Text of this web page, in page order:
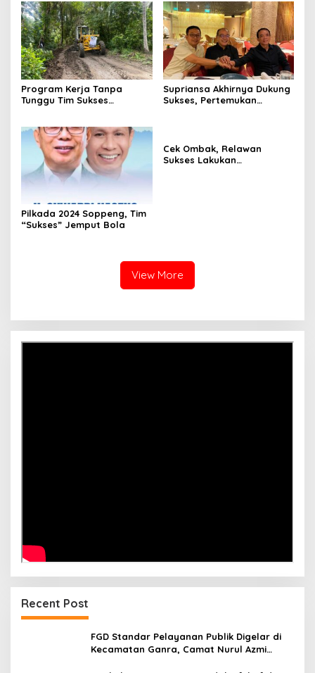
Program Kerja Tanpa
Tunggu Tim Sukses
Supriansa Akhirnya Dukung
Sukses, Pertemukan
Pilkada 2024 Soppeng, Tim
“Sukses” Jemput Bola
Cek Ombak, Relawan
Sukses Lakukan
View More
Recent Post
FGD Standar Pelayanan Publik Digelar di
Kecamatan Ganra, Camat Nurul Azmi